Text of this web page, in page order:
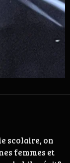
scolaire, on
femmes et